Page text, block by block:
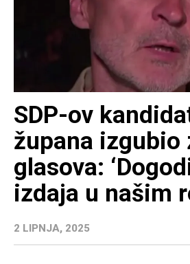
SDP-ov
župana izgubio
glasova:
izdaja u našim
2 LIPNJA, 2025